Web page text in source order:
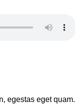
egestas eget quam.